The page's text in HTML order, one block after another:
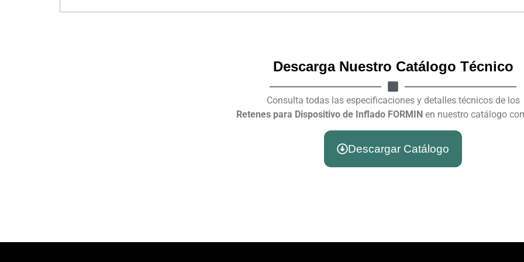
Descarga Nuestro Catálogo Técnico
Consulta todas las especificaciones y detalles técnicos de los
Retenes para Dispositivo de Inflado FORMIN en nuestro catálogo
Descargar Catálogo